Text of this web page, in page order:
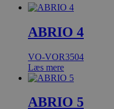
ABRIO 4
VO-VOR3504
Læs mere
ABRIO 5